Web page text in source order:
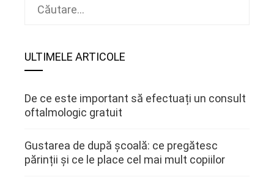
ULTIMELE ARTICOLE
De ce este important să efectuați un consult
oftalmologic gratuit
Gustarea de după școală: ce pregătesc
părinții și ce le place cel mai mult copiilor